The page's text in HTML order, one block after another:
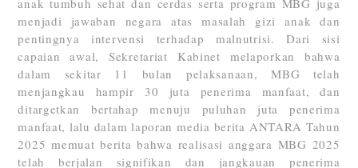
menjadi jawaban negara atas masalah gizi anak dan
pentingnya intervensi terhadap malnutrisi. Dari sisi
capaian awal, Sekretariat Kabinet melaporkan bahwa
dalam sekitar 11 bulan pelaksanaan, MBG telah
menjangkau hampir 30 juta penerima manfaat, dan
ditargetkan bertahap menuju puluhan juta penerima
manfaat, lalu dalam laporan media berita ANTARA Tahun
2025 memuat berita bahwa realisasi anggara MBG 2025
telah berjalan signifikan dan jangkauan penerima